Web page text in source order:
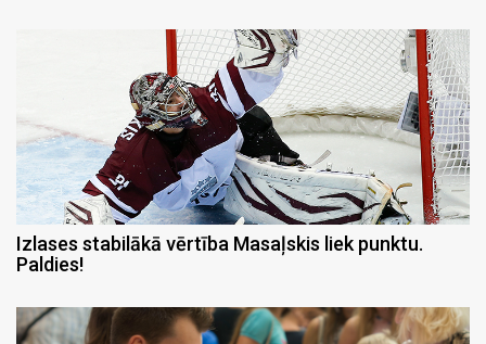
Izlases stabilākā vērtība Masaļskis liek punktu.
Paldies!